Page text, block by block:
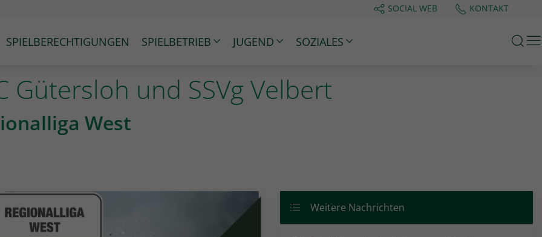
SOCIAL WEB KONTAKT
SPIELBERECHTIGUNGEN SPIELBETRIEB JUGEND SOZIALES
Gütersloh und SSVg Velbert
West
Weitere Nachrichten